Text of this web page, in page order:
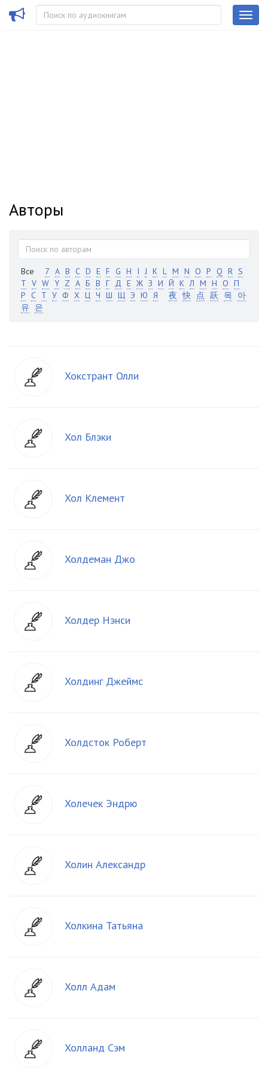
Авторы
Все 7 A B C D E F G H I J K L M N O P Q R S
T V W Y Z А Б В Г Д Е Ж З И Й К Л М Н О П
Р С Т У Ф Х Ц Ч Ш Щ Э Ю Я 夜 快 点 跃 목
아
유
은
Хокстрант Олли
Хол Блэки
Хол Клемент
Холдеман Джо
Холдер Нэнси
Холдинг Джеймс
Холдсток Роберт
Холечек Эндрю
Холин Александр
Холкина Татьяна
Холл Адам
Холланд Сэм